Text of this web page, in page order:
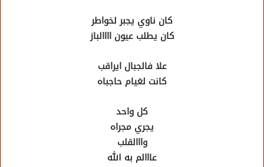
كان ناوي يجبر لخواطر
كان يطلب عيون اااالباز
علا فالجبال ايراقب
كانت لغيام حاجباه
كل واحد
يجري مجراه
وااالقلب
عااالم به الله